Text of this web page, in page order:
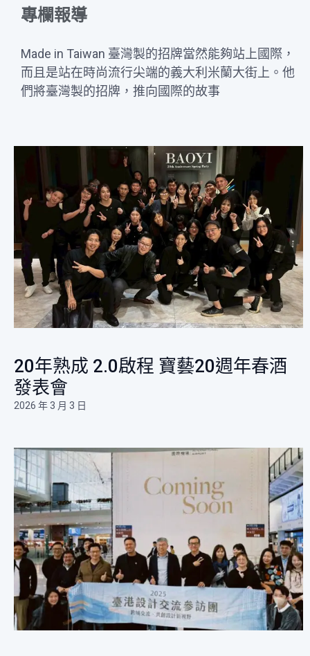
專欄報導
Made in Taiwan 臺灣製的招牌當然能夠站上國際，
而且是站在時尚流行尖端的義大利米蘭大街上。他
們將臺灣製的招牌，推向國際的故事
20年熟成 2.0啟程 寶藝20週年春酒
發表會 ​
2026 年 3 月 3 日